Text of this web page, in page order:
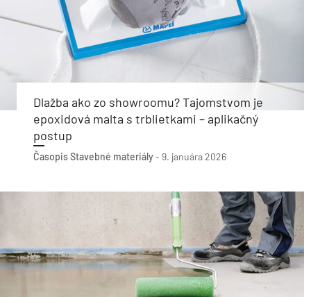
Dlažba ako zo showroomu? Tajomstvom je
epoxidová malta s trblietkami – aplikačný
postup
Časopis Stavebné materiály- 9. januára 2026